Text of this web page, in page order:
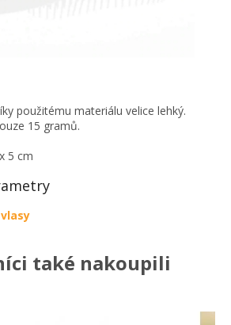
použitému materiálu velice lehký.
15 gramů.
5 cm
také nakoupili